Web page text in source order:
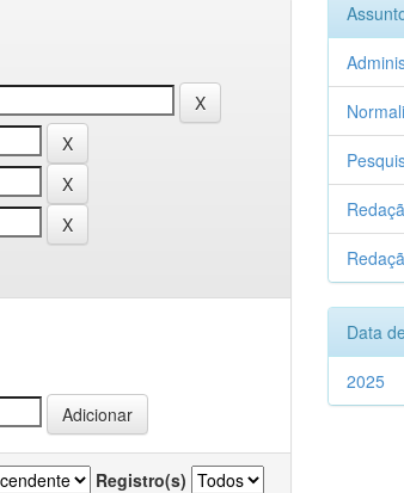
Registro(s)
Data
2025